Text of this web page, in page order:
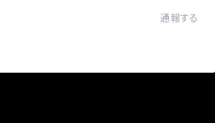
通報する